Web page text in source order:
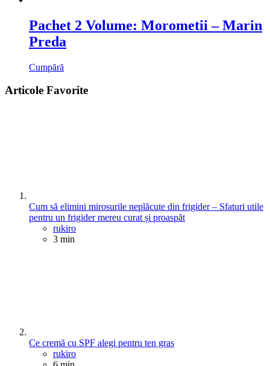
Pachet 2 Volume: Morometii – Marin
Preda
Cumpără
Articole Favorite
Cum să elimini mirosurile neplăcute din frigider – Sfaturi utile
pentru un frigider mereu curat și proaspăt
Posted
rukiro
3 min
Ce cremă cu SPF alegi pentru ten gras
Posted
rukiro